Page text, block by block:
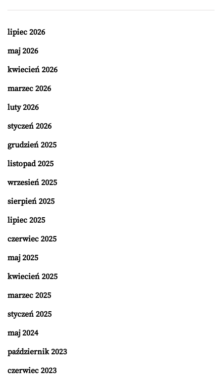
lipiec 2026
maj 2026
kwiecień 2026
marzec 2026
luty 2026
styczeń 2026
grudzień 2025
listopad 2025
wrzesień 2025
sierpień 2025
lipiec 2025
czerwiec 2025
maj 2025
kwiecień 2025
marzec 2025
styczeń 2025
maj 2024
październik 2023
czerwiec 2023